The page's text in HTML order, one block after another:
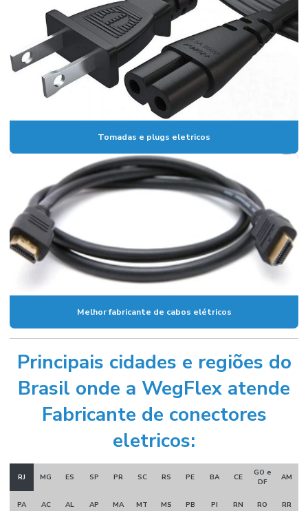
Tomadas e plugs eletricos
Melhor fabricante de cabos elétricos
Principais cidades e regiões do
Brasil onde a WegFlex atende
Fabricante de conectores
eletricos:
RJ MG ES SP PR SC RS PE BA CE
GO e
DF
AM
PA AC AL AP MA MT MS PB PI RN RO RR